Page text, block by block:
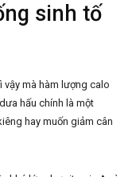
sinh tố
vậy mà hàm lượng calo
hấu chính là một
hay muốn giảm cân